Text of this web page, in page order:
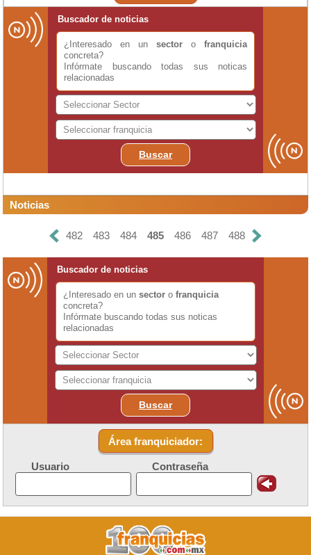
Buscador de noticias
¿Interesado en un sector o franquicia
concreta?
Infórmate buscando todas sus noticas
relacionadas
Buscar
Noticias
482 483 484 485 486 487 488
Buscador de noticias
¿Interesado en un sector o franquicia
concreta?
Infórmate buscando todas sus noticas
relacionadas
Buscar
Área franquiciador:
Usuario Contraseña